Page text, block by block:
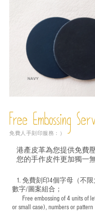
Free Embossing
免費人手刻印服務：）
港產皮革為您提供免費
您的手作皮件更加獨一
1. 免費刻印4個字母（不
數字/圖案組合；
Free embossing of 4 units of
or small case), numbers or pattern